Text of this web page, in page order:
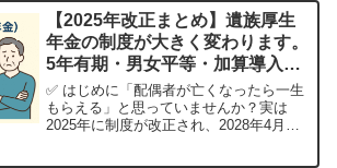
れや必要書類、注意点をわかりやすく解
説します。障害年金とは何か障害年金
は、病気やケガにより一定の障害状態に
ある方が受け取...
【2025年改正まとめ】遺族厚生
年金の制度が大きく変わります。
5年有期・男女平等・加算導入の
全貌
✅ はじめに「配偶者が亡くなったら一生
もらえる」と思っていませんか？実は
2025年に制度が改正され、2028年4月か